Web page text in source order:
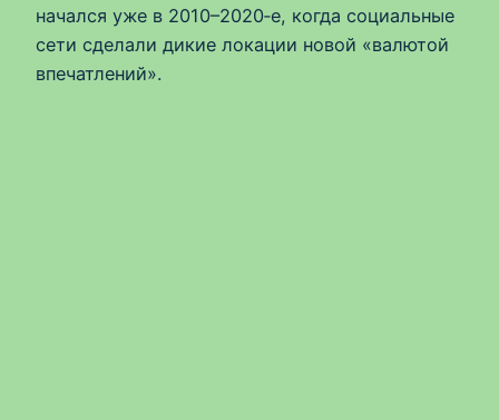
начался уже в 2010–2020‑е, когда социальные
сети сделали дикие локации новой «валютой
впечатлений».